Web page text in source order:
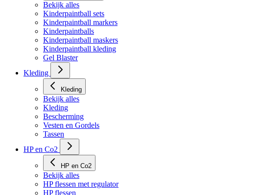
Bekijk alles
Kinderpaintball sets
Kinderpaintball markers
Kinderpaintballs
Kinderpaintball maskers
Kinderpaintball kleding
Gel Blaster
Kleding
Kleding
Bekijk alles
Kleding
Bescherming
Vesten en Gordels
Tassen
HP en Co2
HP en Co2
Bekijk alles
HP flessen met regulator
HP flessen